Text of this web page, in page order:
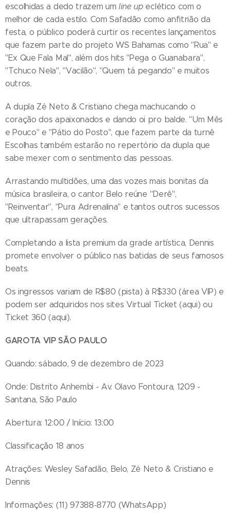
escolhidas a dedo trazem umline upeclético com o
melhor de cada estilo. Com Safadão como anfitrião da
festa, o público poderá curtir os recentes lançamentos
que fazem parte do projeto WS Bahamas como "Rua" e
"Ex Que Fala Mal", além dos hits "Pega o Guanabara",
"Tchuco Nela", "Vacilão", "Quem tá pegando" e muitos
outros.
A dupla Zé Neto & Cristiano chega machucando o
coração dos apaixonados e dando oi pro balde. "Um Mês
e Pouco" e "Pátio do Posto", que fazem parte da turnê
Escolhas também estarão no repertório da dupla que
sabe mexer com o sentimento das pessoas.
Arrastando multidões, uma das vozes mais bonitas da
música brasileira, o cantor Belo reúne "Derê",
"Reinventar", "Pura Adrenalina" e tantos outros sucessos
que ultrapassam gerações.
Completando a lista premium da grade artística, Dennis
promete envolver o público nas batidas de seus famosos
beats.
Os ingressos variam de R$80 (pista) à R$330 (área VIP) e
podem ser adquiridos nos sites Virtual Ticket (aqui) ou
Ticket 360 (aqui).
GAROTA VIP SÃO PAULO
Quando: sábado, 9 de dezembro de 2023
Onde: Distrito Anhembi - Av. Olavo Fontoura, 1209 -
Santana, São Paulo
Abertura: 12:00 / Início: 13:00
Classificação 18 anos
Atrações: Wesley Safadão, Belo, Zé Neto & Cristiano e
Dennis
Informações: (11) 97388-8770 (WhatsApp) ⠀